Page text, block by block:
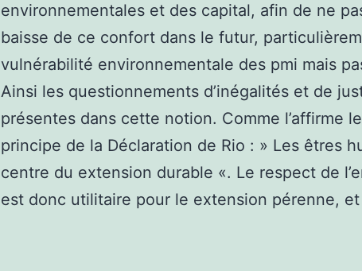
environnementales et des capital, afin de ne
baisse de ce confort dans le futur,
vulnérabilité environnementale des pmi mais
Ainsi les questionnements d’inégalités et de
présentes dans cette notion. Comme l’affirme
principe de la Déclaration de Rio : » Les êtres
centre du extension durable «. Le respect de
est donc utilitaire pour le extension pérenne,